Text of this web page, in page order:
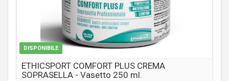
DISPONIBILE
ETHICSPORT COMFORT PLUS CREMA
SOPRASELLA - Vasetto 250 ml.